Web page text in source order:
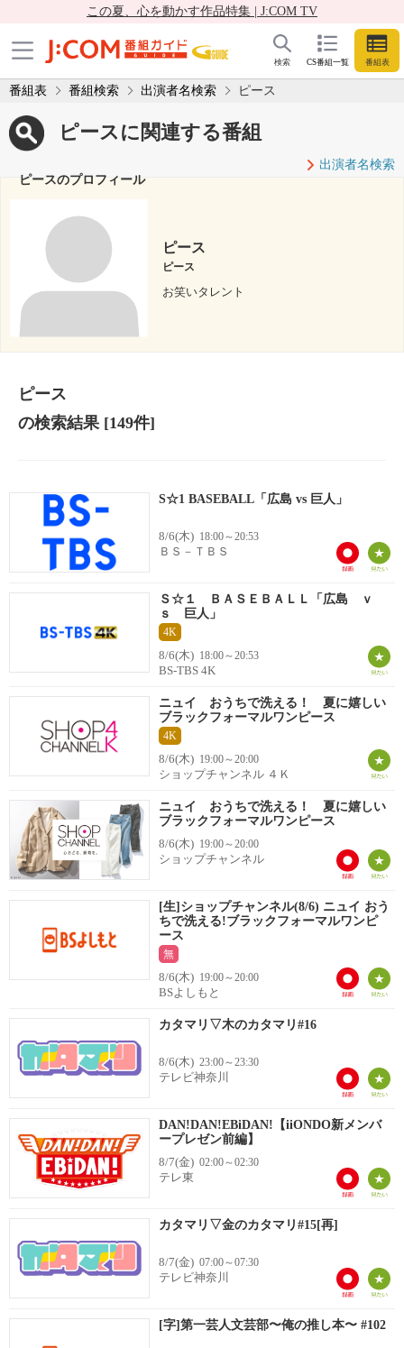
この夏、心を動かす作品特集 | J:COM TV
CS番組一覧 番組表
検索
番組表 番組検索 出演者名検索 ピース
ピースに関連する番組
出演者名検索
ピースのプロフィール
ピース
ピース
お笑いタレント
ピース
の検索結果[149件]
S☆1 BASEBALL「広島 vs 巨人」
8/6(木) 18:00～20:53
ＢＳ－ＴＢＳ
Ｓ☆１ ＢＡＳＥＢＡＬＬ「広島 ｖ
ｓ 巨人」
4K
8/6(木) 18:00～20:53
BS-TBS 4K
ニュイ おうちで洗える！ 夏に嬉しい
ブラックフォーマルワンピース
4K
8/6(木) 19:00～20:00
ショップチャンネル ４Ｋ
ニュイ おうちで洗える！ 夏に嬉しい
ブラックフォーマルワンピース
8/6(木) 19:00～20:00
ショップチャンネル
[生]ショップチャンネル(8/6) ニュイ おう
ちで洗える!ブラックフォーマルワンピ
ース
無
8/6(木) 19:00～20:00
BSよしもと
カタマリ▽木のカタマリ#16
8/6(木) 23:00～23:30
テレビ神奈川
DAN!DAN!EBiDAN!【iiONDO新メンバ
ープレゼン前編】
8/7(金) 02:00～02:30
テレ東
カタマリ▽金のカタマリ#15[再]
8/7(金) 07:00～07:30
テレビ神奈川
[字]第一芸人文芸部〜俺の推し本〜 #102